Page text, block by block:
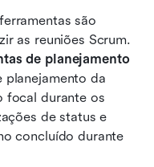
são
as reuniões Scrum.
de planejamento
planejamento da
focal durante os
de status e
concluído durante